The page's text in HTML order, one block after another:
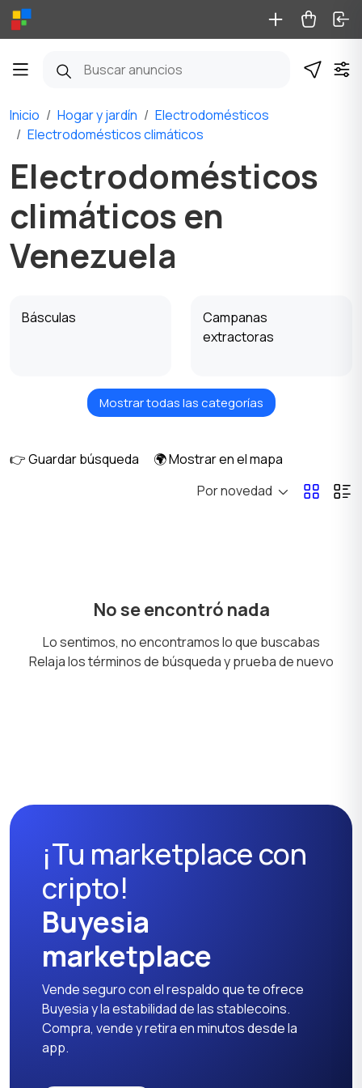
Inicio Hogar y jardín
Electrodomésticos
Electrodomésticos climáticos
Electrodomésticos
climáticos en
Venezuela
Básculas
Campanas
extractoras
Trituración y mezcla
Electrodomésticos
Cocinas y hornos
cocina
la ropa
Refrigeradores
Mostrar todas las categorías
👉 Guardar búsqueda
🌍 Mostrar en el mapa
Por novedad
No se encontró nada
Lo sentimos, no encontramos lo que buscabas
Relaja los términos de búsqueda y prueba de nuevo
¡Tu marketplace con
cripto!
Buyesia
marketplace
Vende seguro con el respaldo que te ofrece
Buyesia y la estabilidad de las stablecoins.
Compra, vende y retira en minutos desde la
app.